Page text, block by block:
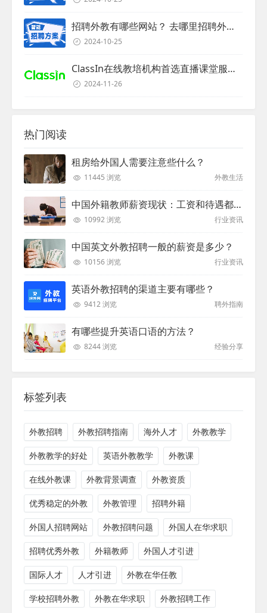
招聘外教有哪些网站？ 去哪里招聘外教？
2024-10-25
ClassIn在线教培机构首选直播课堂服务商
2024-11-26
热门阅读
租房给外国人需要注意些什么？
11445 浏览 外教生活
中国外籍教师薪资现状：工资和待遇都非常高
10992 浏览 行业资讯
中国英文外教招聘一般的薪资是多少？
10156 浏览 行业资讯
英语外教招聘的渠道主要有哪些？
9412 浏览 聘外指南
有哪些提升英语口语的方法？
8244 浏览 经验分享
标签列表
外教招聘 外教招聘指南 海外人才 外教教学
外教教学的好处 英语外教教学 外教课
在线外教课 外教背景调查 外教资质
优秀稳定的外教 外教管理 招聘外籍
外国人招聘网站 外教招聘问题 外国人在华求职
招聘优秀外教 外籍教师 外国人才引进
国际人才 人才引进 外教在华任教
学校招聘外教 外教在华求职 外教招聘工作